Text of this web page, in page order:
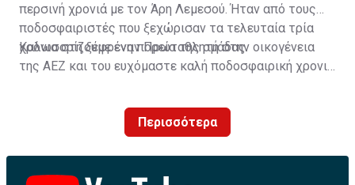
περσινή χρονιά με τον Άρη Λεμεσού. Ήταν από τους
ποδοσφαιριστές που ξεχώρισαν τα τελευταία τρία
χρόνια στη ξέφρενη πορεία της ομάδας.
Καλωσορίζουμε έναν Πρωταθλητή στην οικογένεια
της ΑΕΖ και του ευχόμαστε καλή ποδοσφαιρική χρονιά
Περισσότερα